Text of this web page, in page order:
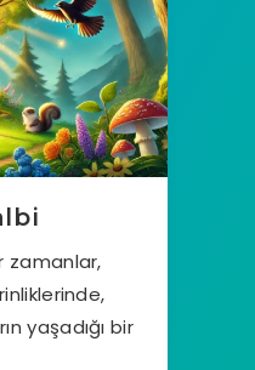
zamanlar,
yaşadığı bir